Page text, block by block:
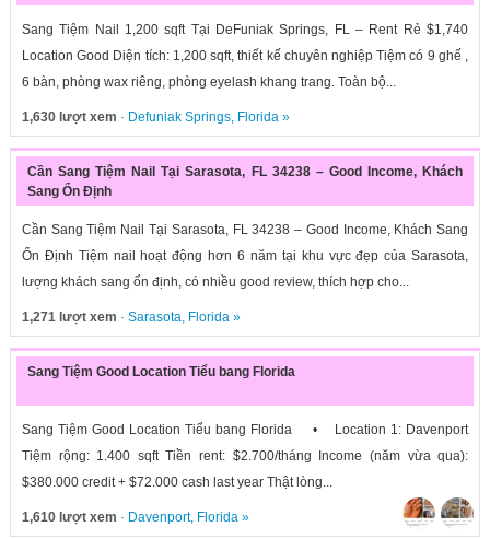
Sang Tiệm Nail 1,200 sqft Tại DeFuniak Springs, FL – Rent Rẻ $1,740
Location Good Diện tích: 1,200 sqft, thiết kế chuyên nghiệp Tiệm có 9 ghế ,
6 bàn, phòng wax riêng, phòng eyelash khang trang. Toàn bộ...
1,630 lượt xem · Defuniak Springs, Florida»
Cần Sang Tiệm Nail Tại Sarasota, FL 34238 – Good Income, Khách
Sang Ổn Định
Cần Sang Tiệm Nail Tại Sarasota, FL 34238 – Good Income, Khách Sang
Ổn Định Tiệm nail hoạt động hơn 6 năm tại khu vực đẹp của Sarasota,
lượng khách sang ổn định, có nhiều good review, thích hợp cho...
1,271 lượt xem · Sarasota, Florida»
Sang Tiệm Good Location Tiểu bang Florida
Sang Tiệm Good Location Tiểu bang Florida • Location 1: Davenport
Tiệm rộng: 1.400 sqft Tiền rent: $2.700/tháng Income (năm vừa qua):
$380.000 credit + $72.000 cash last year Thật lòng...
1,610 lượt xem · Davenport, Florida»